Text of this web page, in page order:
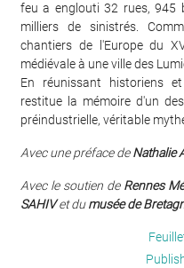
feu a englouti 32 rues, 945
milliers de sinistrés.
chantiers de l'Europe du
médiévale à une ville des
En réunissant historiens
restitue la mémoire d'un
préindustrielle, véritable
Avec une préface deNathalie
Avec le soutien de Rennes
SAHIVet dumusée de